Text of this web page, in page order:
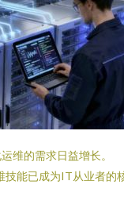
维的需求日益增长。
技能已成为IT从业者的